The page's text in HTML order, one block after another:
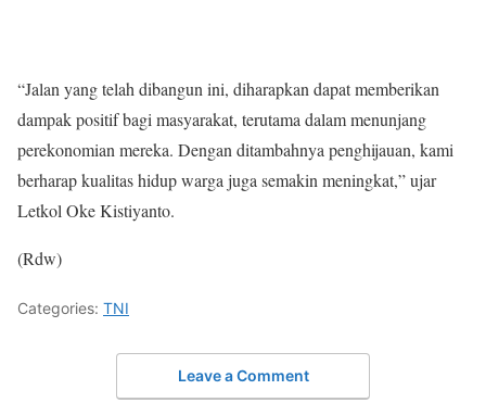
“Jalan yang telah dibangun ini, diharapkan dapat memberikan
dampak positif bagi masyarakat, terutama dalam menunjang
perekonomian mereka. Dengan ditambahnya penghijauan, kami
berharap kualitas hidup warga juga semakin meningkat,” ujar
Letkol Oke Kistiyanto.
(Rdw)
Categories: TNI
Leave a Comment